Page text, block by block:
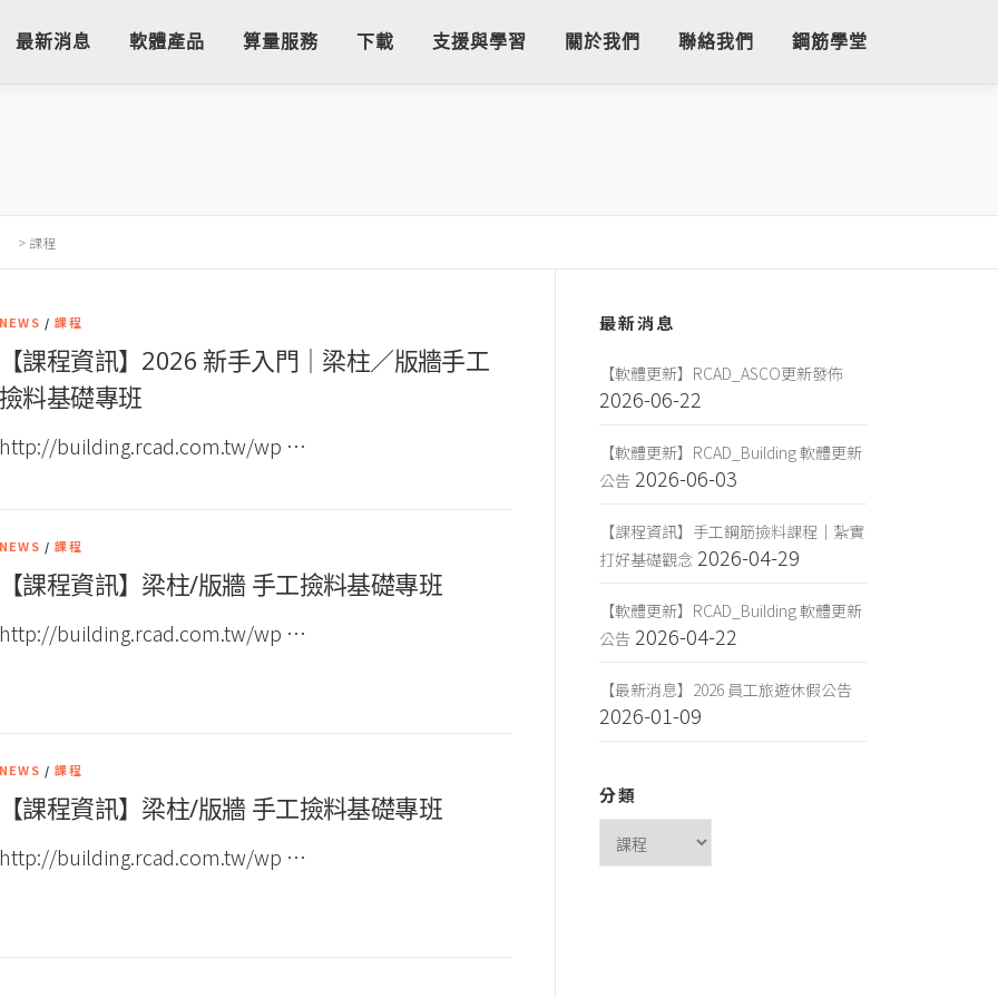
最新消息 軟體產品 算量服務 下載 支援與學習 關於我們 聯絡我們 鋼筋學堂
> 課程
NEWS /課程
【課程資訊】2026 新手入門｜梁柱／版牆手工
撿料基礎專班
http://building.rcad.com.tw/wp …
NEWS /課程
【課程資訊】梁柱/版牆 手工撿料基礎專班
http://building.rcad.com.tw/wp …
NEWS /課程
【課程資訊】梁柱/版牆 手工撿料基礎專班
http://building.rcad.com.tw/wp …
最新消息
【軟體更新】RCAD_ASCO更新發佈
2026-06-22
【軟體更新】RCAD_Building 軟體更新
公告 2026-06-03
【課程資訊】手工鋼筋撿料課程｜紮實
打好基礎觀念 2026-04-29
【軟體更新】RCAD_Building 軟體更新
公告 2026-04-22
【最新消息】2026 員工旅遊休假公告
2026-01-09
分類
類